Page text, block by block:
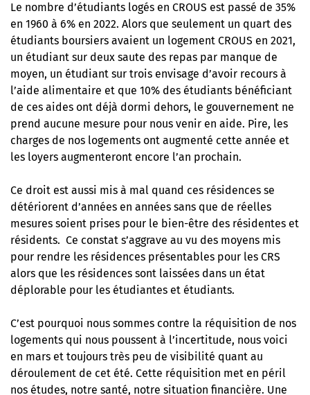
Le nombre d’étudiants logés en CROUS est passé de 35%
en 1960 à 6% en 2022. Alors que seulement un quart des
étudiants boursiers avaient un logement CROUS en 2021,
un étudiant sur deux saute des repas par manque de
moyen, un étudiant sur trois envisage d’avoir recours à
l’aide alimentaire et que 10% des étudiants bénéficiant
de ces aides ont déjà dormi dehors, le gouvernement ne
prend aucune mesure pour nous venir en aide. Pire, les
charges de nos logements ont augmenté cette année et
les loyers augmenteront encore l’an prochain.
Ce droit est aussi mis à mal quand ces résidences se
détériorent d’années en années sans que de réelles
mesures soient prises pour le bien-être des résidentes et
résidents. Ce constat s’aggrave au vu des moyens mis
pour rendre les résidences présentables pour les CRS
alors que les résidences sont laissées dans un état
déplorable pour les étudiantes et étudiants.
C’est pourquoi nous sommes contre la réquisition de nos
logements qui nous poussent à l’incertitude, nous voici
en mars et toujours très peu de visibilité quant au
déroulement de cet été. Cette réquisition met en péril
nos études, notre santé, notre situation financière. Une